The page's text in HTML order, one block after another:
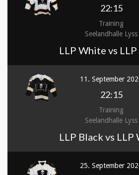
22:15
Training
Seelandhalle Lyss
LLP White vs
11. September
22:15
Training
Seelandhalle Lyss
LLP Black vs LLP
25. September